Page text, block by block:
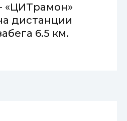
«ЦИТрамон»
дистанции
6.5 км.